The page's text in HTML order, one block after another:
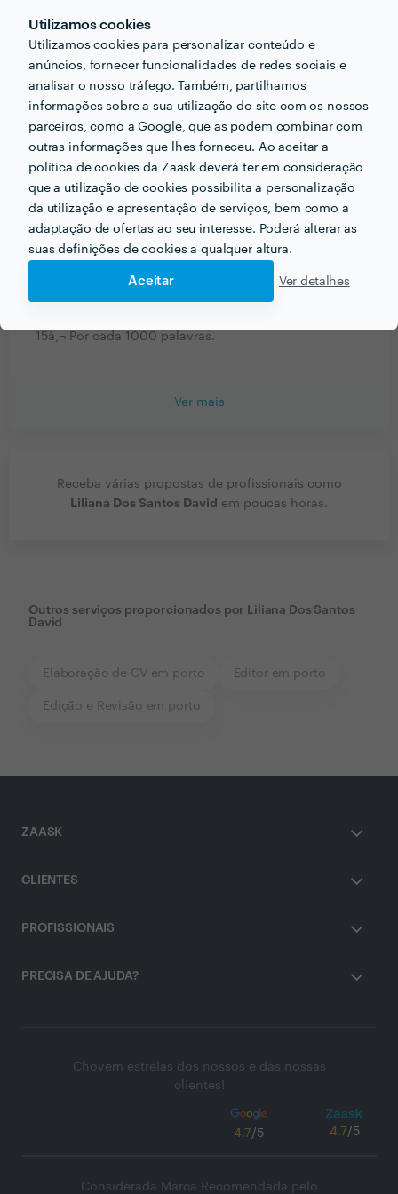
Utilizamos cookies
Utilizamos cookies para personalizar conteúdo e
anúncios, fornecer funcionalidades de redes sociais e
analisar o nosso tráfego. Também, partilhamos
informações sobre a sua utilização do site com os nossos
parceiros, como a Google, que as podem combinar com
outras informações que lhes forneceu. Ao aceitar a
política de cookies da Zaask deverá ter em consideração
que a utilização de cookies possibilita a personalização
da utilização e apresentação de serviços, bem como a
adaptação de ofertas ao seu interesse. Poderá alterar as
suas definições de cookies a qualquer altura.
Aceitar Ver detalhes
Que conselhos daria a alguém que quer contratar
profissionais do seu sector? Há algo fundamental a ter
em conta?
Sou rápida , focada e mantenho sempre contato com
pretende .
Como começou a trabalhar nesta área de negócio?
Começou por ser um hobbie remunerado.
De que forma prefere orçamentar os seus serviços?
15â‚¬ Por cada 1000 palavras.
Ver mais
Receba várias propostas de profissionais como
Liliana Dos Santos David em poucas horas.
Outros serviços proporcionados por Liliana Dos Santos
David
Elaboração de CV em porto Editor em porto
Edição e Revisão em porto
ZAASK
CLIENTES
PROFISSIONAIS
PRECISA DE AJUDA?
Chovem estrelas dos nossos e das nossas
clientes!
4.7/5 4.7/5
Considerada Marca Recomendada pelo